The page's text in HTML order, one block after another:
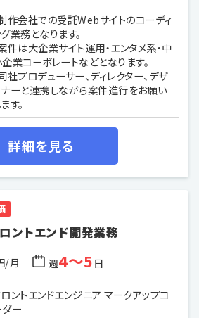
作会社での受託Webサイトのコーディ
業務となります。
件は大企業サイト運用・エンタメ系・中
業コーポレートなどとなります。
社プロデューサー、ディレクター、デザ
ーと連携しながら案件進行をお願い
す。
詳細を見る
ントエンド開発業務
/月 週4〜5日
ントエンドエンジニア マークアップコ
ー